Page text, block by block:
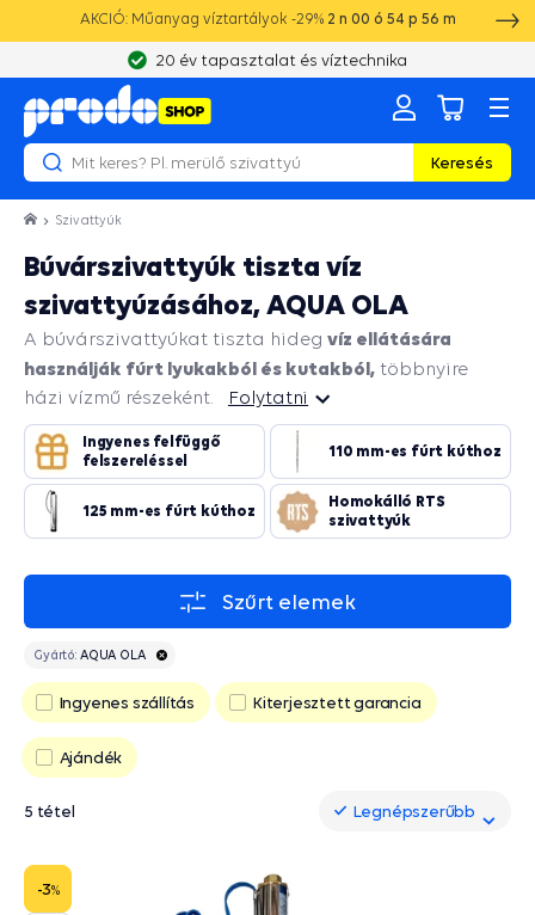
AKCIÓ: Műanyag víztartályok -29% 2 n 00 ó 54 p 55 m
20 év tapasztalat és víztechnika
Keresés
Szivattyúk
Búvárszivattyúk tiszta víz
szivattyúzásához, AQUA OLA
A búvárszivattyúkat tiszta hideg víz ellátására
használják fúrt lyukakból és kutakból, többnyire
házi vízmű részeként.
Folytatni
FolytatniIngyenes felfüggő
felszereléssel
110 mm-es fúrt kúthoz
125 mm-es fúrt kúthoz
Homokálló RTS
szivattyúk
Szűrt elemek
Gyártó: AQUA OLA
Ingyenes szállítás Kiterjesztett garancia
Ajándék
5 tétel Legnépszerűbb
Legnépszerűbb
-3%